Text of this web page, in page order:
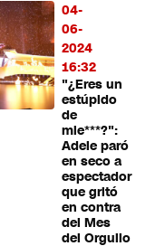
04-
06-
2024
16:32
"¿Eres un
estúpido
de
mie***?":
Adele paró
en seco a
espectador
que gritó
en contra
del Mes
del Orgullo